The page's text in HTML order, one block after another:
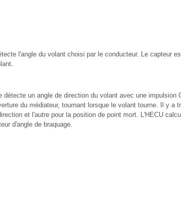
l'angle du volant choisi par le conducteur. Le capteur
détecte un angle de direction du volant avec une impulsion
du médiateur, tournant lorsque le volant tourne. Il y a
et l'autre pour la position de point mort. L'HECU
d'angle de braquage.